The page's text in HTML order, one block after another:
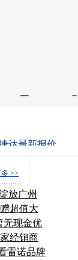
转发至
达最新报价
售后服务
>>
放广州
超值大
无现金优
经销商
雷诺品牌